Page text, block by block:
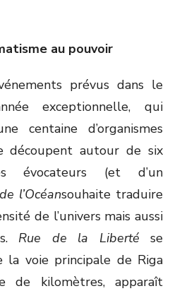
au pouvoir
prévus dans le
exceptionnelle, qui
centaine d’organismes
découpent autour de six
évocateurs (et d’un
l’Océansouhaite traduire
de l’univers mais aussi
Rue de la Liberté se
voie principale de Riga
de kilomètres, apparaît